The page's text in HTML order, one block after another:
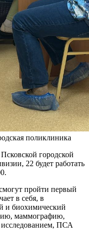
поликлиника
городской
22 будет работать
пройти первый
в себя, в
и биохимический
маммографию,
исследованием, ПСА